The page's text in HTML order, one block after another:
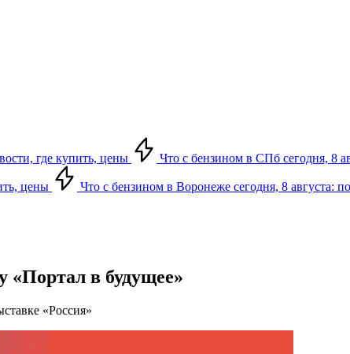
где купить, цены Что с бензином в СПб сегодня, 8
цены Что с бензином в Воронеже сегодня, 8 августа:
«Портал в будущее»
«Россия»